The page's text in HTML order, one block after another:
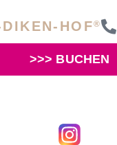
HOF®
>>> BUCHEN